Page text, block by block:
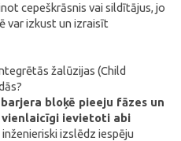
cepeškrāsnis vai sildītājus, jo
var izkust un izraisīt
žalūzijas (Child
bloķē pieeju fāzes un
ievietoti abi
inženieriski izslēdz iespēju